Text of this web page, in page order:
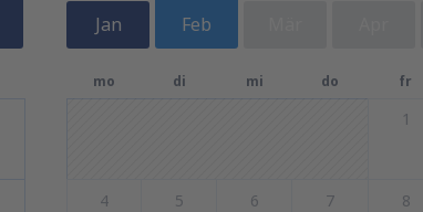
Jan Feb
mo di mi do fr
1
4 5 6 7 8